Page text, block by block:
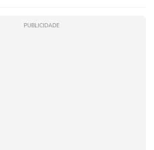
PUBLICIDADE